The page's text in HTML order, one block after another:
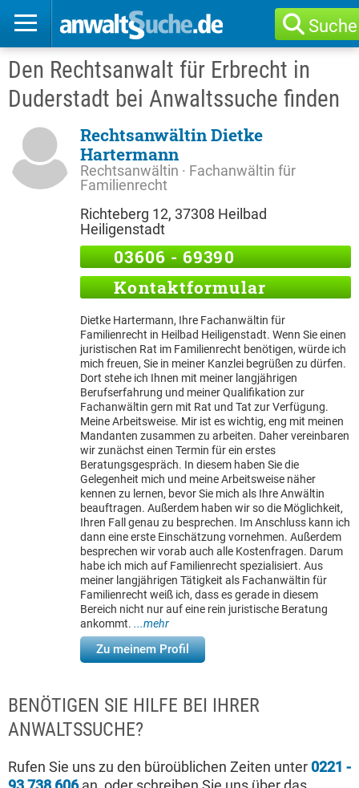
Suche
Den Rechtsanwalt für Erbrecht in
Duderstadt bei Anwaltssuche finden
Rechtsanwältin Dietke
Hartermann
Rechtsanwältin · Fachanwältin für
Familienrecht
Richteberg 12, 37308 Heilbad
Heiligenstadt
03606 - 69390
Kontaktformular
Dietke Hartermann, Ihre Fachanwältin für
Familienrecht in Heilbad Heiligenstadt. Wenn Sie einen
juristischen Rat im Familienrecht benötigen, würde ich
mich freuen, Sie in meiner Kanzlei begrüßen zu dürfen.
Dort stehe ich Ihnen mit meiner langjährigen
Berufserfahrung und meiner Qualifikation zur
Fachanwältin gern mit Rat und Tat zur Verfügung.
Meine Arbeitsweise. Mir ist es wichtig, eng mit meinen
Mandanten zusammen zu arbeiten. Daher vereinbaren
wir zunächst einen Termin für ein erstes
Beratungsgespräch. In diesem haben Sie die
Gelegenheit mich und meine Arbeitsweise näher
kennen zu lernen, bevor Sie mich als Ihre Anwältin
beauftragen. Außerdem haben wir so die Möglichkeit,
Ihren Fall genau zu besprechen. Im Anschluss kann ich
dann eine erste Einschätzung vornehmen. Außerdem
besprechen wir vorab auch alle Kostenfragen. Darum
habe ich mich auf Familienrecht spezialisiert. Aus
meiner langjährigen Tätigkeit als Fachanwältin für
Familienrecht weiß ich, dass es gerade in diesem
Bereich nicht nur auf eine rein juristische Beratung
ankommt. ...mehr
Zu meinem Profil
BENÖTIGEN SIE HILFE BEI IHRER
ANWALTSSUCHE?
Rufen Sie uns zu den büroüblichen Zeiten unter 0221 -